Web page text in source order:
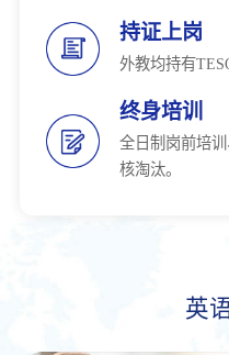
持证上岗
外教均持有
终身培训
全日制岗前培
核淘汰。
英